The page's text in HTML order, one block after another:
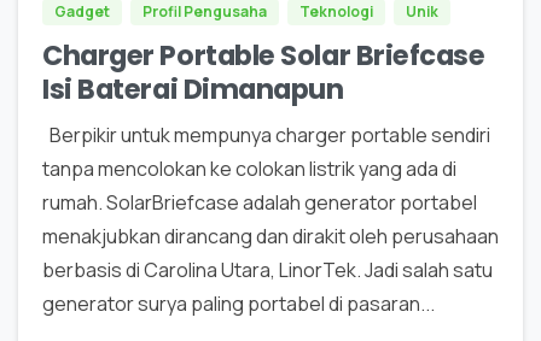
Gadget Profil Pengusaha Teknologi Unik
Charger Portable Solar Briefcase
Isi Baterai Dimanapun
Berpikir untuk mempunya charger portable sendiri
tanpa mencolokan ke colokan listrik yang ada di
rumah. SolarBriefcase adalah generator portabel
menakjubkan dirancang dan dirakit oleh perusahaan
berbasis di Carolina Utara, LinorTek. Jadi salah satu
generator surya paling portabel di pasaran...